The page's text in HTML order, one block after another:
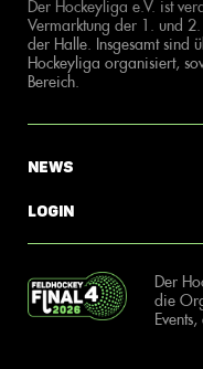
Der Hockeyliga e.V. ist
Vermarktung der 1. und
der Halle. Insgesamt sind
Hockeyliga organisiert,
Bereich.
News
Login
Der
die